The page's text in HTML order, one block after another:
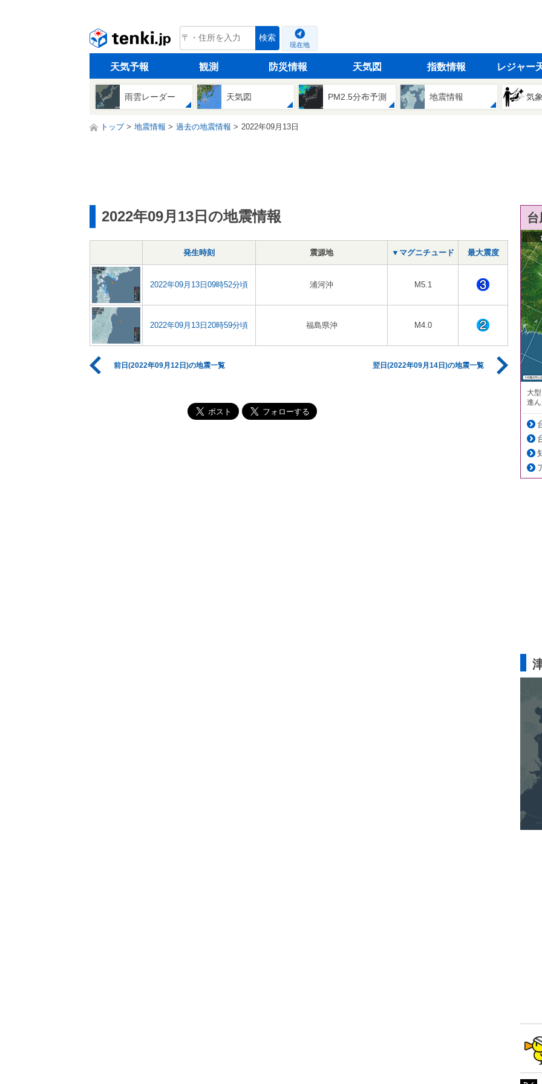
tenki.jp 検索
現在地
天気予報 観測 防災情報 天気図 指数情報 レジャー
雨雲レーダー 天気図 PM2.5分布予測 地震情報 気
トップ 地震情報 過去の地震情報 2022年09月13日
2022年09月13日の地震情報
発生時刻 震源地 ▼マグニチュード 最大震度
2022年09月13日09時52分頃 浦河沖 M5.1
2022年09月13日20時59分頃 福島県沖 M4.0
前日(2022年09月12日)の地震一覧 翌日(2022年09月14日)の地震一覧
大
進